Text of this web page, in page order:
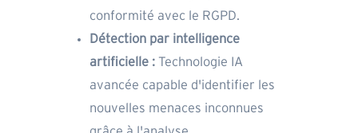
conformité avec le RGPD.
Détection par intelligence
artificielle : Technologie IA
avancée capable d'identifier les
nouvelles menaces inconnues